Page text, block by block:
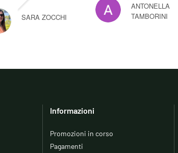
SARA ZOCCHI
ANTONELLA
TAMBORINI
Informazioni
Promozioni in corso
Pagamenti